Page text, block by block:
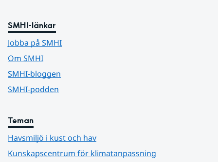
SMHI-länkar
Jobba på SMHI
Om SMHI
SMHI-bloggen
SMHI-podden
Teman
Havsmiljö i kust och hav
Kunskapscentrum för klimatanpassning